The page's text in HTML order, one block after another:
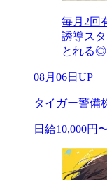
毎月2回
誘導ス
とれる◎
08月06日UP
タイガー警備
日給10,000円